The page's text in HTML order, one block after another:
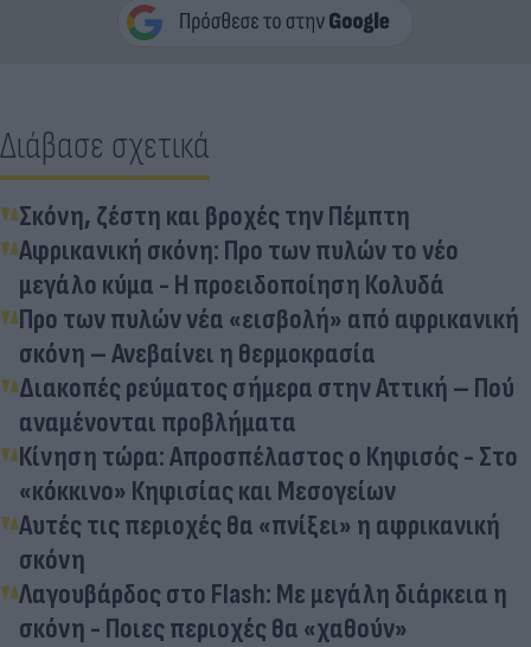
Διάβασε σχετικά
Σκόνη, ζέστη και βροχές την Πέμπτη
Αφρικανική σκόνη: Προ των πυλών το νέο
μεγάλο κύμα - Η προειδοποίηση Κολυδά
Προ των πυλών νέα «εισβολή» από αφρικανική
σκόνη – Ανεβαίνει η θερμοκρασία
Διακοπές ρεύματος σήμερα στην Αττική – Πού
αναμένονται προβλήματα
Κίνηση τώρα: Απροσπέλαστος ο Κηφισός - Στο
«κόκκινο» Κηφισίας και Μεσογείων
Αυτές τις περιοχές θα «πνίξει» η αφρικανική
σκόνη
Λαγουβάρδος στο Flash: Με μεγάλη διάρκεια η
σκόνη - Ποιες περιοχές θα «χαθούν»